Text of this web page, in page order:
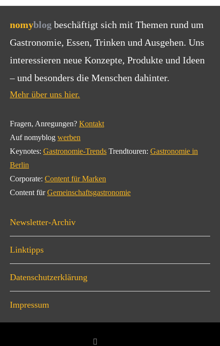
nomyblog beschäftigt sich mit Themen rund um
Gastronomie, Essen, Trinken und Ausgehen. Uns
interessieren neue Konzepte, Produkte und Ideen
– und besonders die Menschen dahinter.
Mehr über uns hier.
Fragen, Anregungen? Kontakt
Auf nomyblog werben
Keynotes: Gastronomie-Trends Trendtouren: Gastronomie in
Berlin
Corporate: Content für Marken
Content fürGemeinschaftsgastronomie
Newsletter-Archiv
Linktipps
Datenschutzerklärung
Impressum